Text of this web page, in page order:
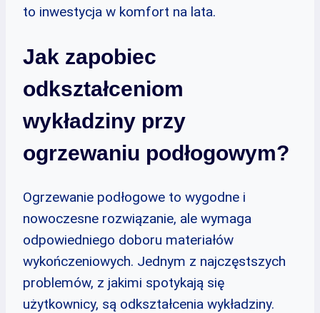
to inwestycja w komfort na lata.
Jak zapobiec
odkształceniom
wykładziny przy
ogrzewaniu podłogowym?
Ogrzewanie podłogowe to wygodne i
nowoczesne rozwiązanie, ale wymaga
odpowiedniego doboru materiałów
wykończeniowych. Jednym z najczęstszych
problemów, z jakimi spotykają się
użytkownicy, są odkształcenia wykładziny.